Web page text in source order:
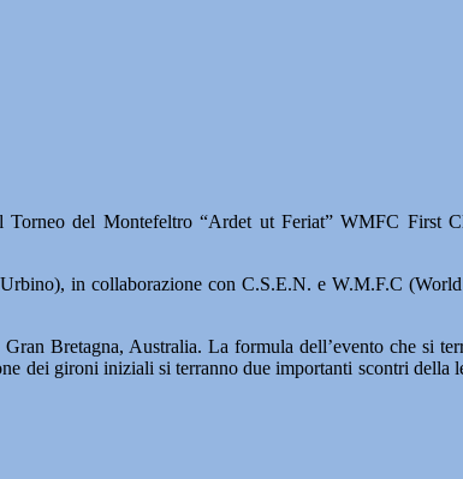
del Montefeltro “Ardet ut Feriat” WMFC First
in collaborazione con C.S.E.N. e W.M.F.C
Bretagna, Australia. La formula dell’evento che si
dei gironi iniziali si terranno due importanti scontri